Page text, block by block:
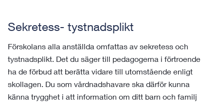
Sekretess- tystnadsplikt
Förskolans alla anställda omfattas av sekretess och
tystnadsplikt. Det du säger till pedagogerna i förtroende
ha de förbud att berätta vidare till utomstående enligt
skollagen. Du som vårdnadshavare ska därför kunna
känna trygghet i att information om ditt barn och familj